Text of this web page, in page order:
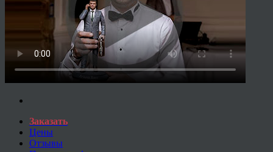
Заказать
Цены
Отзывы